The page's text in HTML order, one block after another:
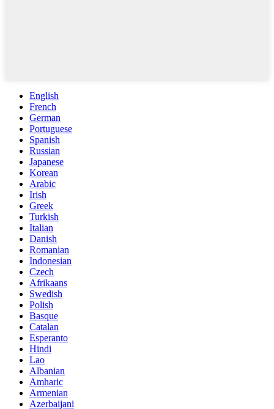
English
French
German
Portuguese
Spanish
Russian
Japanese
Korean
Arabic
Irish
Greek
Turkish
Italian
Danish
Romanian
Indonesian
Czech
Afrikaans
Swedish
Polish
Basque
Catalan
Esperanto
Hindi
Lao
Albanian
Amharic
Armenian
Azerbaijani